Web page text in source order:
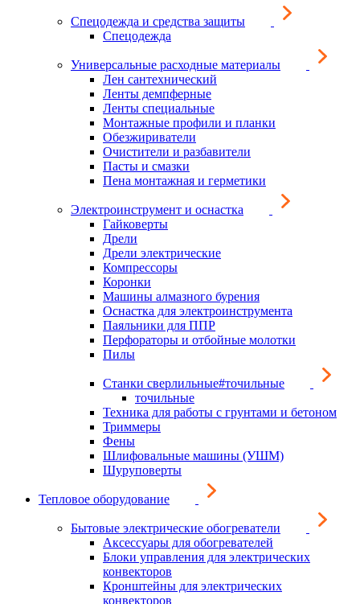
Спецодежда и средства защиты
Спецодежда
Универсальные расходные материалы
Лен сантехнический
Ленты демпферные
Ленты специальные
Монтажные профили и планки
Обезжириватели
Очистители и разбавители
Пасты и смазки
Пена монтажная и герметики
Электроинструмент и оснастка
Гайковерты
Дрели
Дрели электрические
Компрессоры
Коронки
Машины алмазного бурения
Оснастка для электроинструмента
Паяльники для ППР
Перфораторы и отбойные молотки
Пилы
Станки сверлильные#точильные
точильные
Техника для работы с грунтами и бетоном
Триммеры
Фены
Шлифовальные машины (УШМ)
Шуруповерты
Тепловое оборудование
Бытовые электрические обогреватели
Аксессуары для обогревателей
Блоки управления для электрических
конвекторов
Кронштейны для электрических
конвекторов